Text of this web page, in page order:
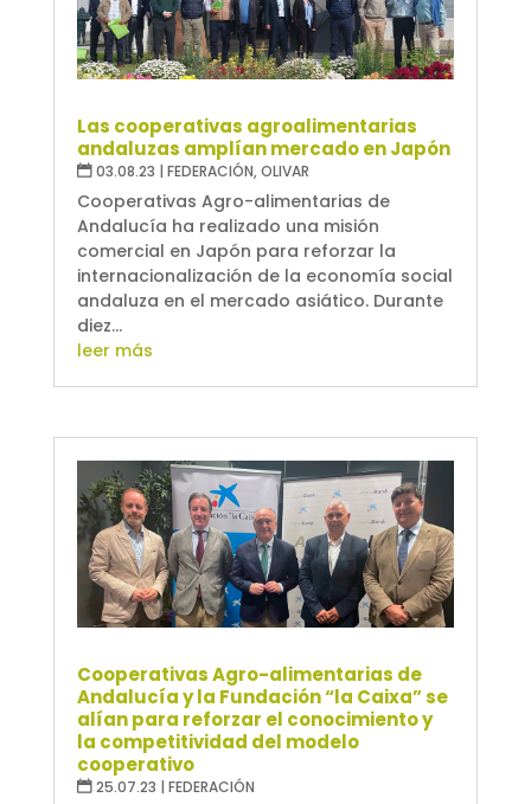
Las cooperativas agroalimentarias
andaluzas amplían mercado en Japón
03.08.23 | FEDERACIÓN,OLIVAR
Cooperativas Agro-alimentarias de
Andalucía ha realizado una misión
comercial en Japón para reforzar la
internacionalización de la economía social
andaluza en el mercado asiático. Durante
diez...
leer más
Cooperativas Agro-alimentarias de
Andalucía y la Fundación “la Caixa” se
alían para reforzar el conocimiento y
la competitividad del modelo
cooperativo
25.07.23 | FEDERACIÓN